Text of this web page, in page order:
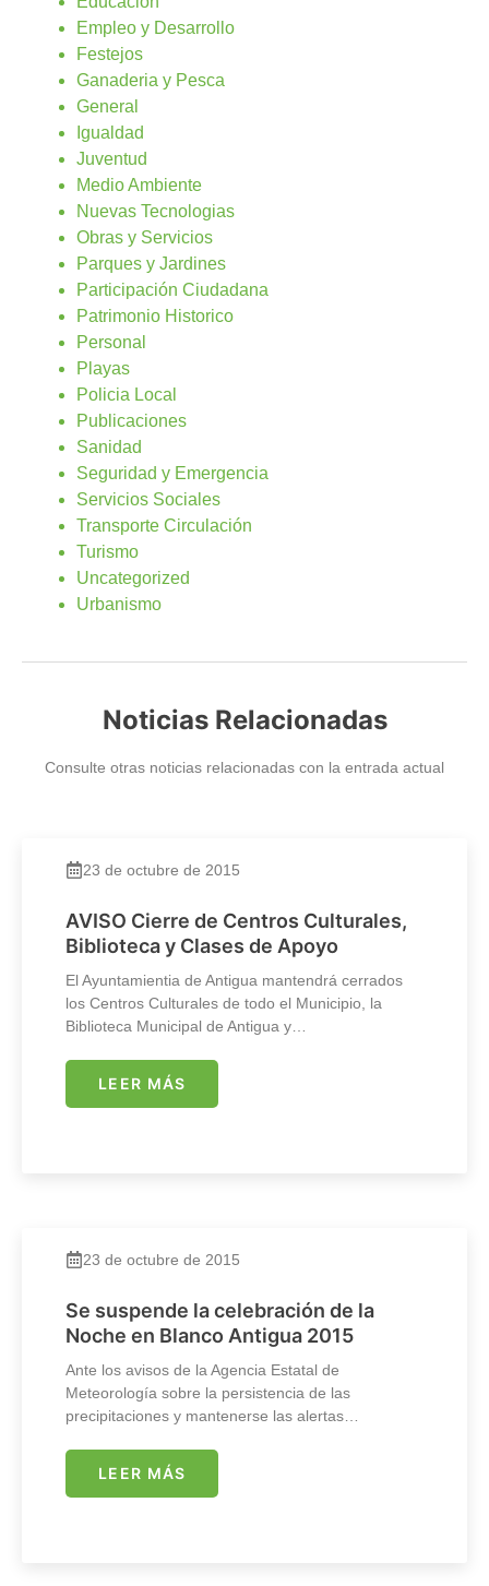
Empleo y Desarrollo
Festejos
Ganaderia y Pesca
General
Igualdad
Juventud
Medio Ambiente
Nuevas Tecnologias
Obras y Servicios
Parques y Jardines
Participación Ciudadana
Patrimonio Historico
Personal
Playas
Policia Local
Publicaciones
Sanidad
Seguridad y Emergencia
Servicios Sociales
Transporte Circulación
Turismo
Uncategorized
Urbanismo
Noticias Relacionadas
Consulte otras noticias relacionadas con la entrada actual
23 de octubre de 2015
AVISO Cierre de Centros Culturales,
Biblioteca y Clases de Apoyo
El Ayuntamientia de Antigua mantendrá cerrados
los Centros Culturales de todo el Municipio, la
Biblioteca Municipal de Antigua y…
LEER MÁS
23 de octubre de 2015
Se suspende la celebración de la
Noche en Blanco Antigua 2015
Ante los avisos de la Agencia Estatal de
Meteorología sobre la persistencia de las
precipitaciones y mantenerse las alertas…
LEER MÁS